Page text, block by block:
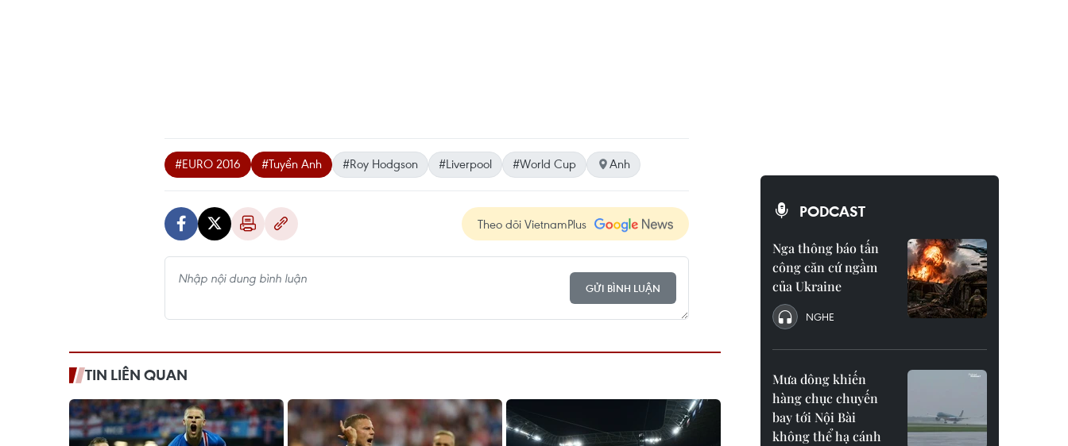
#EURO 2016 #Tuyển Anh #Roy Hodgson #Liverpool #World Cup Anh
Theo dõi VietnamPlus
GỬI BÌNH LUẬN
TIN LIÊN QUAN
PODCAST
Nga thông báo tấn
công căn cứ ngầm
của Ukraine
NGHE
Mưa dông khiến
hàng chục chuyến
bay tới Nội Bài
không thể hạ cánh